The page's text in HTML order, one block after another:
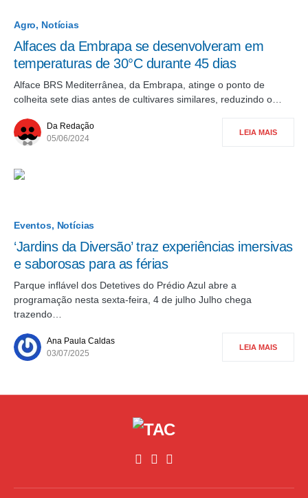
Agro Notícias
Alfaces da Embrapa se desenvolveram em
temperaturas de 30°C durante 45 dias
Alface BRS Mediterrânea, da Embrapa, atinge o ponto de
colheita sete dias antes de cultivares similares, reduzindo o…
Da Redação
05/06/2024
LEIA MAIS
Eventos Notícias
‘Jardins da Diversão’ traz experiências imersivas
e saborosas para as férias
Parque inflável dos Detetives do Prédio Azul abre a
programação nesta sexta-feira, 4 de julho Julho chega
trazendo…
Ana Paula Caldas
03/07/2025
LEIA MAIS